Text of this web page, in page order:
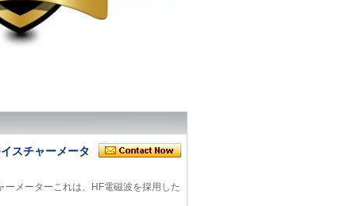
スチャーメータ
メーターこれは、HF電磁波を採用した